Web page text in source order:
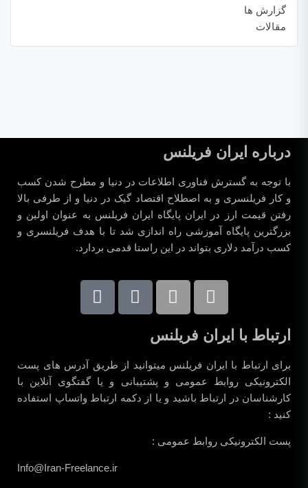
گزارش ها
مقالات
درباره ایران فریلنس
با توجه به گسترش فناوری اطلاعات در دنیا و مطرح شدن کسب
و کار فریلنسری و به اصطلاح اقتصاد گیک در دنیا و از طرفی بالا
رفتن قیمت ارز در ایران پایگاه ایران فریلنس به عنوان اولین و
بزرگترین پایگاه آموزشی راه اندازی شد تا با هدف فریلنسری و
کسب درآمد دلاری بتواند در این راستا قدمی بردارد.
ارتباط با ایران فریلنس
برای ارتباط با ایران فریلنس میتوانید از طریق آدرس های پست
الکترونیکی روابط عمومی و پشتیبانی و یا گفتگوی آنلاین با
کارشناسان در ارتباط باشید و یا از دکمه ارتباط واتساپ استفاده
کنید :
پست الکترونیکی روابط عمومی :
Info@Iran-Freelance.ir